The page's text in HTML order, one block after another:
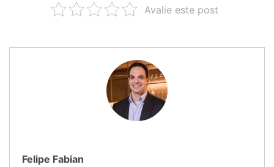
Avalie este post
Felipe Fabian